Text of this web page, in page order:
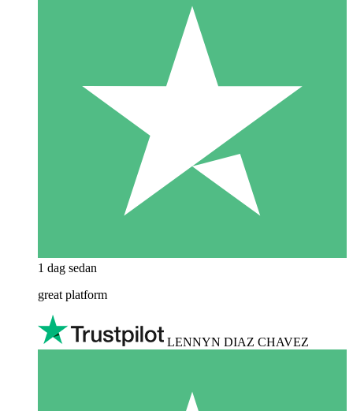
1 dag sedan
great platform
LENNYN DIAZ CHAVEZ